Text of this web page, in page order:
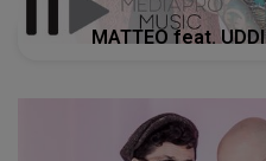
MATTEO feat.